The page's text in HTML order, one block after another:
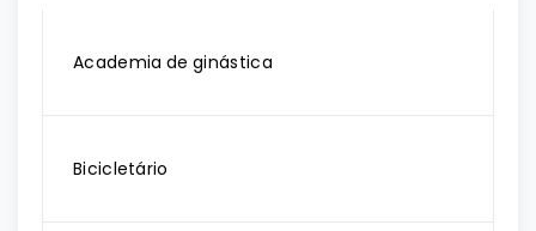
Academia de ginástica
Bicicletário